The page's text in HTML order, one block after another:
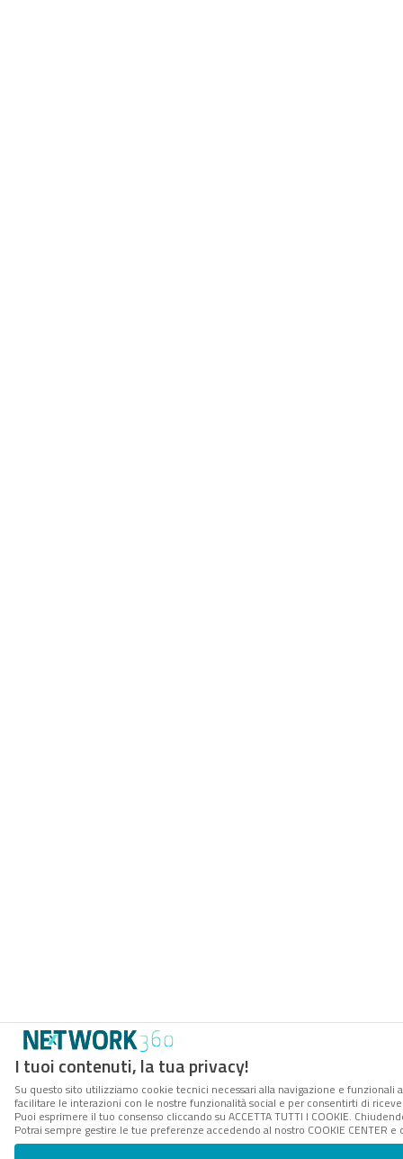
I tuoi contenuti, la tua privacy!
Su questo sito utilizziamo cookie tecnici necessari alla navigazione e
facilitare le interazioni con le nostre funzionalità social e per consentirti di
Puoi esprimere il tuo consenso cliccando su ACCETTA TUTTI I COOKIE.
Potrai sempre gestire le tue preferenze accedendo al nostro COOKIE